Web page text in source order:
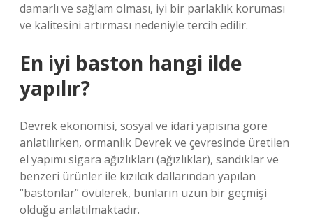
damarlı ve sağlam olması, iyi bir parlaklık koruması
ve kalitesini artırması nedeniyle tercih edilir.
En iyi baston hangi ilde
yapılır?
Devrek ekonomisi, sosyal ve idari yapısına göre
anlatılırken, ormanlık Devrek ve çevresinde üretilen
el yapımı sigara ağızlıkları (ağızlıklar), sandıklar ve
benzeri ürünler ile kızılcık dallarından yapılan
“bastonlar” övülerek, bunların uzun bir geçmişi
olduğu anlatılmaktadır.